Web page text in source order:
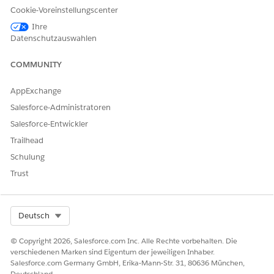
mit Sitz in San Francisco, Kalifornien, aufweist.
Wenn Acme Corp. einem Kunden in San Francisco,
Rechnung stellt, gleicht die
Rechnungsposten mithilfe der integrierten
Entscheidungstabelle mit den geltenden Steuersätzen ab.
Die Abgleichslogik berücksichtigt die juristische Person des
Code des Bundesstaats, den ISO-Währungscode und den
Produktcode, um die anwendbaren Steuersatzdatensätze zu
filtern.
In diesem Beispiel stimmen die ersten vier Zeilen überein und
die resultierenden Rechnungspostensteuern werden
generiert.
Cookie-Voreinstellungscenter
Ihre
Datenschutzauswahlen
COMMUNITY
AppExchange
Salesforce-Administratoren
Salesforce-Entwickler
Trailhead
Schulung
Trust
Deutsch
© Copyright 2026, Salesforce.com Inc. Alle Rechte vorbehalten. Die
verschiedenen Marken sind Eigentum der jeweiligen Inhaber.
Salesforce.com Germany GmbH, Erika-Mann-Str. 31, 80636 München,